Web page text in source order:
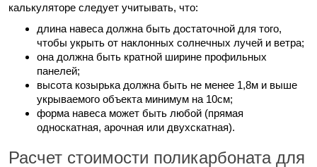
калькуляторе следует учитывать, что:
длина навеса должна быть достаточной для того,
чтобы укрыть от наклонных солнечных лучей и ветра;
она должна быть кратной ширине профильных
панелей;
высота козырька должна быть не менее 1,8м и выше
укрываемого объекта минимум на 10см;
форма навеса может быть любой (прямая
односкатная, арочная или двухскатная).
Расчет стоимости поликарбоната для